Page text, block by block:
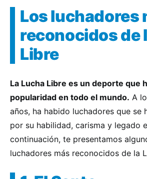
Los luchadores
reconocidos de
Libre
La Lucha Libre es un deporte que
popularidad en todo el mundo. A
años, ha habido luchadores que se
por su habilidad, carisma y legado
continuación, te presentamos
luchadores más reconocidos de la